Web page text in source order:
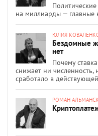
на миллиарды — главные
ЮЛИЯ
Бездомные
нет
Почему
снижает ни
сработало в
РОМАН